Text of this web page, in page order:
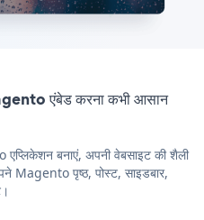
एंबेड करना कभी आसान
बनाएं, अपनी वेबसाइट की शैली
Magento पृष्ठ, पोस्ट, साइडबार,